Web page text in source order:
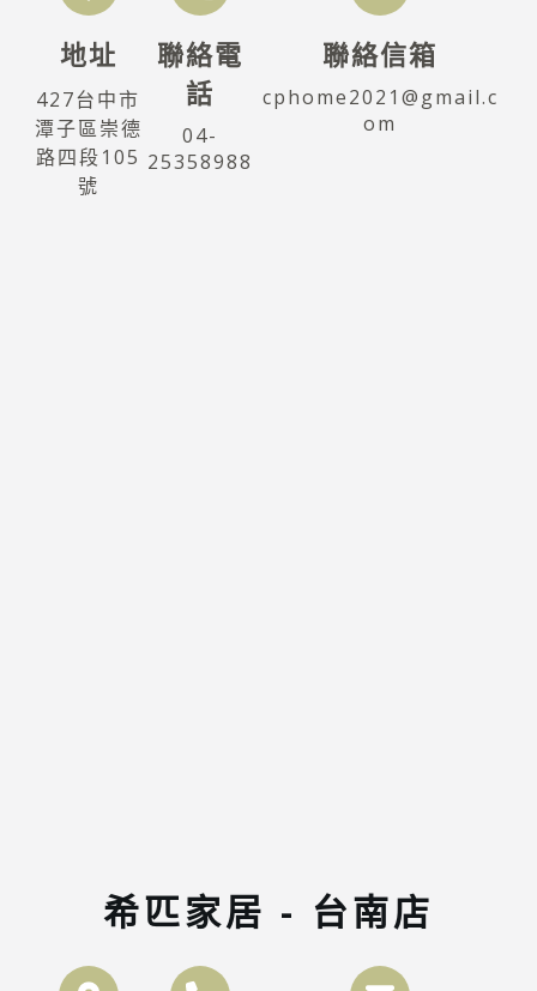
地址
427台中市
潭子區崇德
路四段105
號
聯絡電
話
04-
25358988
聯絡信箱
cphome2021@gmail.c
om
希匹家居 - 台南店